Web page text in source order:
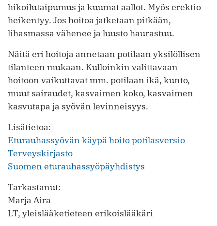
hikoilutaipumus ja kuumat aallot. Myös erektio
heikentyy. Jos hoitoa jatketaan pitkään,
lihasmassa vähenee ja luusto haurastuu.
Näitä eri hoitoja annetaan potilaan yksilöllisen
tilanteen mukaan. Kulloinkin valittavaan
hoitoon vaikuttavat mm. potilaan ikä, kunto,
muut sairaudet, kasvaimen koko, kasvaimen
kasvutapa ja syövän levinneisyys.
Lisätietoa:
Eturauhassyövän käypä hoito potilasversio
Terveyskirjasto
Suomen eturauhassyöpäyhdistys
Tarkastanut:
Marja Aira
LT, yleislääketieteen erikoislääkäri